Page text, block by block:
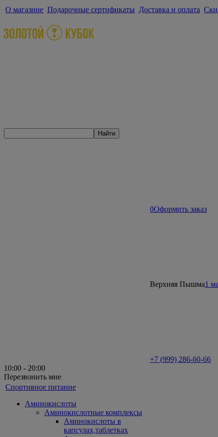
О магазине Подарочные сертификаты Доставка и оплата
Найти
0Оформить заказ
Верхняя Пышма1
+7 (999) 286-60-66
10:00 - 20:00
Перезвонить мне
Спортивное питание
Аминокислоты
Аминокислотные комплексы
Аминокислоты в
капсулах,таблетках